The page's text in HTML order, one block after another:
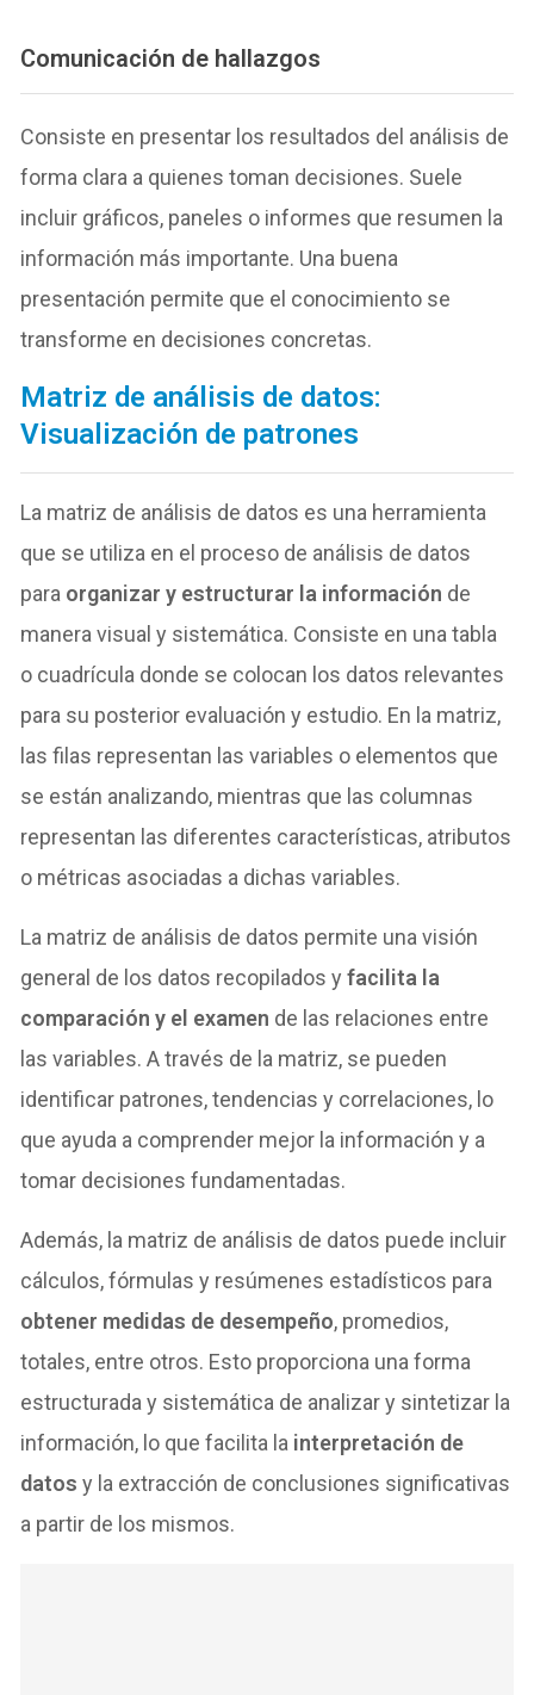
Comunicación de hallazgos
Consiste en presentar los resultados del análisis de
forma clara a quienes toman decisiones. Suele
incluir gráficos, paneles o informes que resumen la
información más importante. Una buena
presentación permite que el conocimiento se
transforme en decisiones concretas.
Matriz de análisis de datos:
Visualización de patrones
La matriz de análisis de datos es una herramienta
que se utiliza en el proceso de análisis de datos
para organizar y estructurar la información de
manera visual y sistemática. Consiste en una tabla
o cuadrícula donde se colocan los datos relevantes
para su posterior evaluación y estudio. En la matriz,
las filas representan las variables o elementos que
se están analizando, mientras que las columnas
representan las diferentes características, atributos
o métricas asociadas a dichas variables.
La matriz de análisis de datos permite una visión
general de los datos recopilados yfacilita la
comparación y el examen de las relaciones entre
las variables. A través de la matriz, se pueden
identificar patrones, tendencias y correlaciones, lo
que ayuda a comprender mejor la información y a
tomar decisiones fundamentadas.
Además, la matriz de análisis de datos puede incluir
cálculos, fórmulas y resúmenes estadísticos para
obtener medidas de desempeño, promedios,
totales, entre otros. Esto proporciona una forma
estructurada y sistemática de analizar y sintetizar la
información, lo que facilita la interpretación de
datos y la extracción de conclusiones significativas
a partir de los mismos.